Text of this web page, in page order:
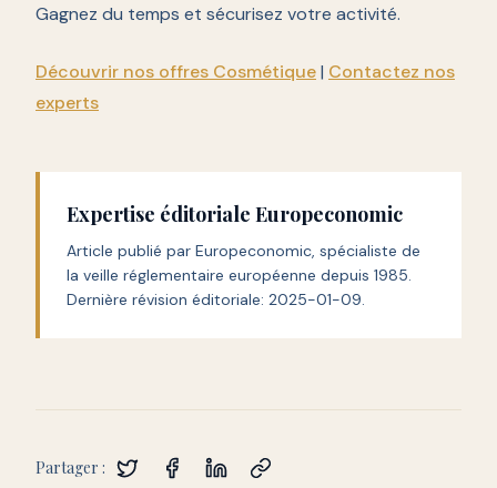
Gagnez du temps et sécurisez votre activité.
Découvrir nos offres Cosmétique| Contactez nos
experts
Expertise éditoriale Europeconomic
Article publié par Europeconomic, spécialiste de
la veille réglementaire européenne depuis 1985.
Dernière révision éditoriale: 2025-01-09.
Partager :